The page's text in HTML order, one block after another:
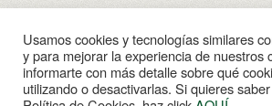
Sobre Nosotros Política de Privacidad
Usamos cookies y tecnologías similares
y para mejorar la experiencia de nuestros
informarte con más detalle sobre qué
utilizando o desactivarlas. Si quieres